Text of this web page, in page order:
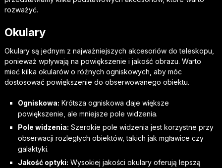
rozważyć.
Okulary
Okulary są jednym z najważniejszych akcesoriów do teleskopu,
ponieważ wpływają na powiększenie i jakość obrazu. Warto
mieć kilka okularów o różnych ogniskowych, aby móc
dostosować powiększenie do obserwowanego obiektu.
Ogniskowa: Krótsza ogniskowa daje większe
powiększenie, ale mniejsze pole widzenia.
Pole widzenia: Szerokie pole widzenia jest korzystne przy
obserwacji rozległych obiektów, takich jak mgławice czy
galaktyki.
Jakość optyki: Wysokiej jakości okulary oferują lepszą